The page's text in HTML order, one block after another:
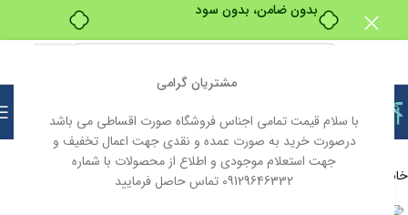
مشتریان گرامی
با سلام قیمت تمامی اجناس فروشگاه صورت اقساطی می باشد
درصورت خرید به صورت عمده و نقدی جهت اعمال تخفیف و
جهت استعلام موجودی و اطلاع از محصولات با شماره
09129646332 تماس حاصل فرمایید
بدون ضامن، بدون سود
خانه
بزرگنمایی تصویر